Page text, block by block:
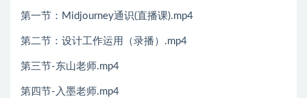
第一节：Midjourney通识(直播课).mp4
第二节：设计工作运用（录播）.mp4
第三节-东山老师.mp4
第四节-入墨老师.mp4